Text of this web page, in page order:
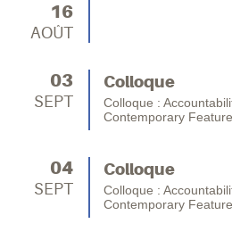
16
AOÛT
03
SEPT
Colloque
Colloque :
Contemporary
04
SEPT
Colloque
Colloque :
Contemporary